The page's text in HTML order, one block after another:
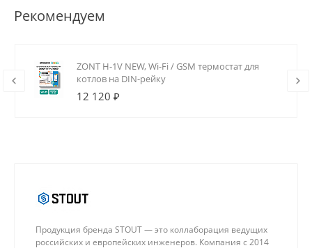
Рекомендуем
ZONT H-1V NEW, Wi-Fi / GSM термостат для
котлов на DIN-рейку
12 120 ₽
Продукция бренда STOUT — это коллаборация ведущих
российских и европейских инженеров. Компания с 2014